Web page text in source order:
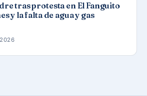
tras protesta en El Fanguito
y la falta de agua y gas